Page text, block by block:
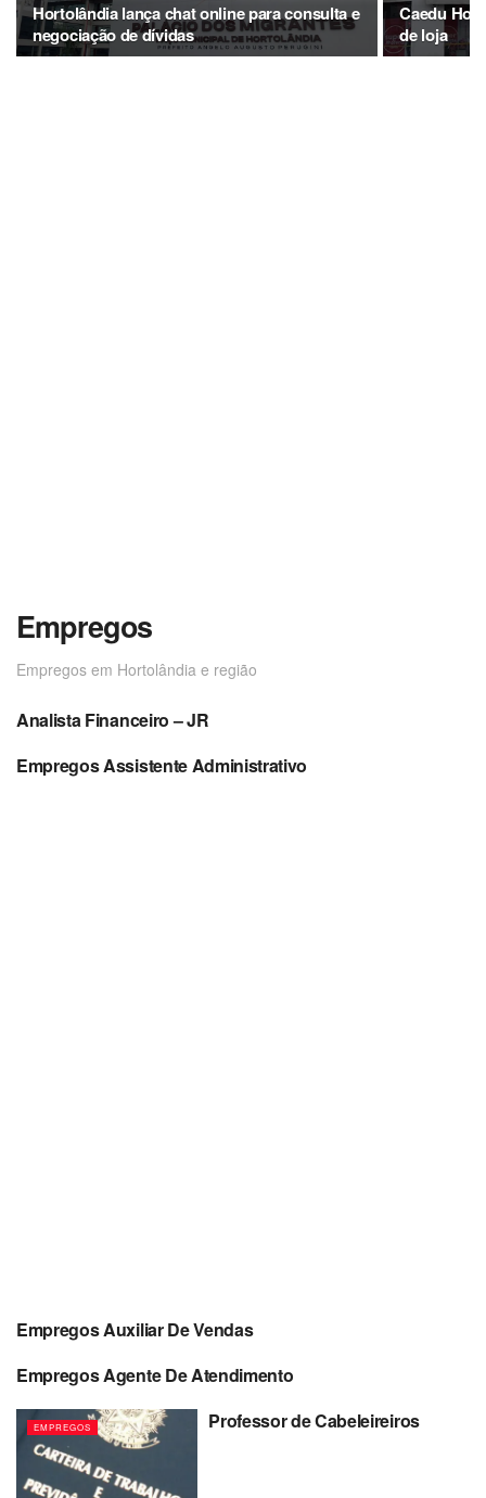
Hortolândia lança chat online para consulta e
negociação de dívidas
Caedu
de loja
Empregos
Empregos em Hortolândia e região
EMPREGOS
Analista Financeiro – JR
EMPREGOS
Empregos Assistente Administrativo
EMPREGOS
Empregos Auxiliar De Vendas
EMPREGOS
Empregos Agente De Atendimento
EMPREGOS Professor de Cabeleireiros